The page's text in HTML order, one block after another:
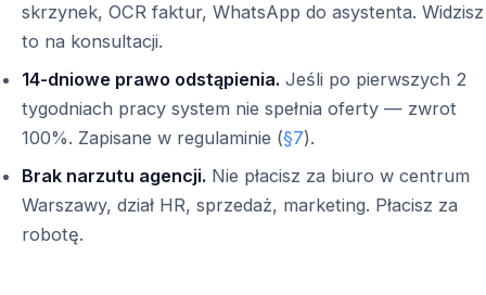
skrzynek, OCR faktur, WhatsApp do asystenta. Widzisz
to na konsultacji.
14-dniowe prawo odstąpienia. Jeśli po pierwszych 2
tygodniach pracy system nie spełnia oferty — zwrot
100%. Zapisane w regulaminie (§7).
Brak narzutu agencji. Nie płacisz za biuro w centrum
Warszawy, dział HR, sprzedaż, marketing. Płacisz za
robotę.